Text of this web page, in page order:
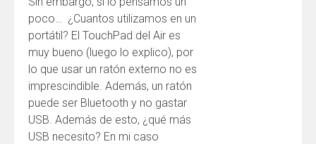
poco… ¿Cuantos utilizamos en un
portátil? El TouchPad del Air es
muy bueno (luego lo explico), por
lo que usar un ratón externo no es
imprescindible. Además, un ratón
puede ser Bluetooth y no gastar
USB. Además de esto, ¿qué más
USB necesito? En mi caso